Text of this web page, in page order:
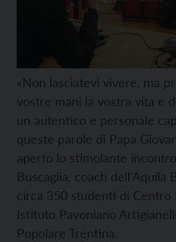
«Non lasciatevi vivere, ma
vostre mani la vostra vita e
un autentico e personale
queste parole di Papa
aperto lo stimolante
Buscaglia, coach dell'Aquila
circa 350 studenti di Centro
Istituto Pavoniano
Popolare Trentina.